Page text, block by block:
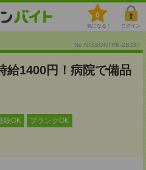
0
気になる！ ログイン
No.NISSONTRK-2BJ37
給1400円！病院で備品
験OK ブランクOK